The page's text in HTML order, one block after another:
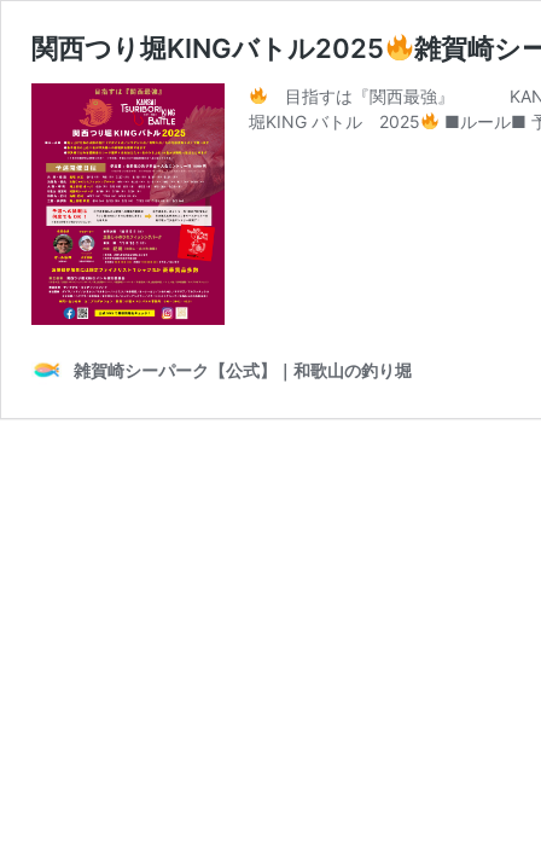
関西つり堀KINGバトル2025 雑賀崎シ
目指すは『関西最強』
堀KING バトル 2025
■ルール■
雑賀崎シーパーク【公式】｜和歌山の釣り堀